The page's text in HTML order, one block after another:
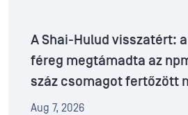
A Shai-Hulud visszatért:
féreg megtámadta az
száz csomagot fertőzött
Aug 7, 2026